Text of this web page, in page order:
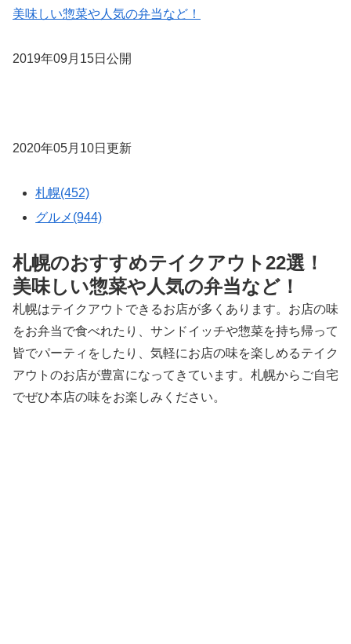
美味しい惣菜や人気の弁当など！
2019年09月15日公開
2020年05月10日更新
札幌(452)
グルメ(944)
札幌のおすすめテイクアウト22選！
美味しい惣菜や人気の弁当など！
札幌はテイクアウトできるお店が多くあります。お店の味
をお弁当で食べれたり、サンドイッチや惣菜を持ち帰って
皆でパーティをしたり、気軽にお店の味を楽しめるテイク
アウトのお店が豊富になってきています。札幌からご自宅
でぜひ本店の味をお楽しみください。